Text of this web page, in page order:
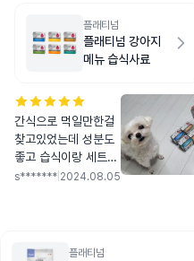
일해서 왕창~~ 쟁여
놓았어요~~ 이런 이
벤트 너무 좋아요
플래티넘
플래티넘 강아지
메뉴 습식사료
간식으로 먹일만한걸
찾고있었는데 성분도
좋고 습식이랑 세트로
나와서 먹여보기 좋은
s******* 2024.08.05
플래티넘